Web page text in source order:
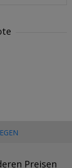
Preisen